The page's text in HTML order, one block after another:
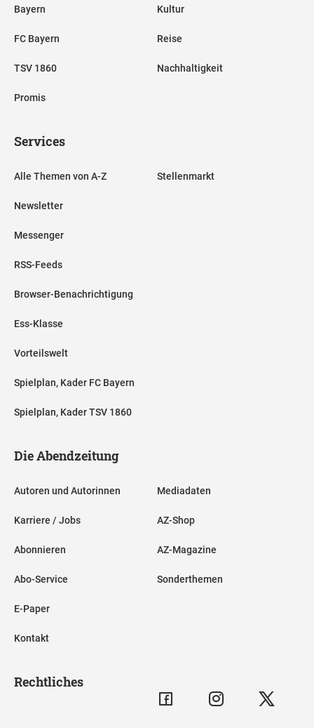
Bayern
FC Bayern
TSV 1860
Promis
Kultur
Reise
Nachhaltigkeit
Services
Alle Themen von A-Z
Newsletter
Messenger
RSS-Feeds
Browser-Benachrichtigung
Ess-Klasse
Vorteilswelt
Spielplan, Kader FC Bayern
Spielplan, Kader TSV 1860
Stellenmarkt
Die Abendzeitung
Autoren und Autorinnen
Karriere / Jobs
Abonnieren
Abo-Service
E-Paper
Kontakt
Mediadaten
AZ-Shop
AZ-Magazine
Sonderthemen
Rechtliches